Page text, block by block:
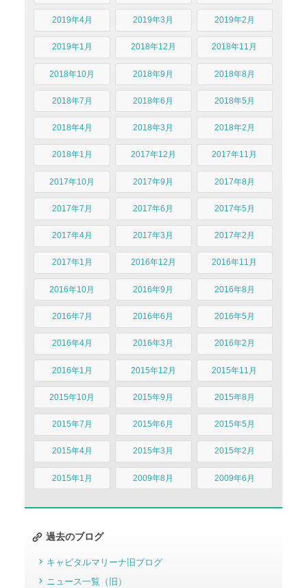
2019年4月 2019年3月 2019年2月
2019年1月 2018年12月 2018年11月
2018年10月 2018年9月 2018年8月
2018年7月 2018年6月 2018年5月
2018年4月 2018年3月 2018年2月
2018年1月 2017年12月 2017年11月
2017年10月 2017年9月 2017年8月
2017年7月 2017年6月 2017年5月
2017年4月 2017年3月 2017年2月
2017年1月 2016年12月 2016年11月
2016年10月 2016年9月 2016年8月
2016年7月 2016年6月 2016年5月
2016年4月 2016年3月 2016年2月
2016年1月 2015年12月 2015年11月
2015年10月 2015年9月 2015年8月
2015年7月 2015年6月 2015年5月
2015年4月 2015年3月 2015年2月
2015年1月 2009年8月 2009年6月
過去のブログ
キャピタルマリーナ旧ブログ
ニュース一覧（旧）